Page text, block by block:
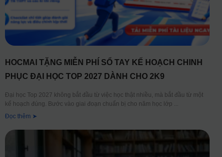
HOCMAI TẶNG MIỄN PHÍ SỔ TAY KẾ HOẠCH CHINH
PHỤC ĐẠI HỌC TOP 2027 DÀNH CHO 2K9
Đại học Top 2027 không bắt đầu từ việc học thật nhiều, mà bắt đầu từ một
kế hoạch đúng. Bước vào giai đoạn chuẩn bị cho năm học lớp
Đọc thêm ➤